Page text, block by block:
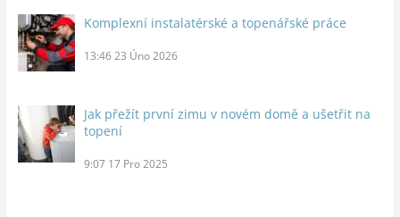
Komplexní instalatérské a topenářské práce
13:46 23 Úno 2026
Jak přežít první zimu v novém domě a ušetřit na
topení
9:07 17 Pro 2025